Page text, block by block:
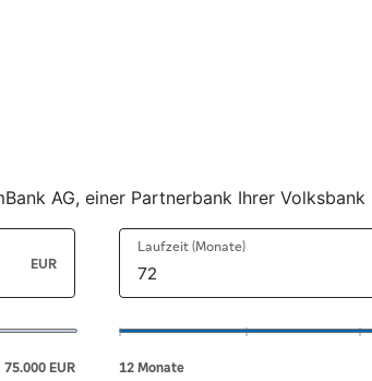
AG, einer Partnerbank Ihrer Volksbank